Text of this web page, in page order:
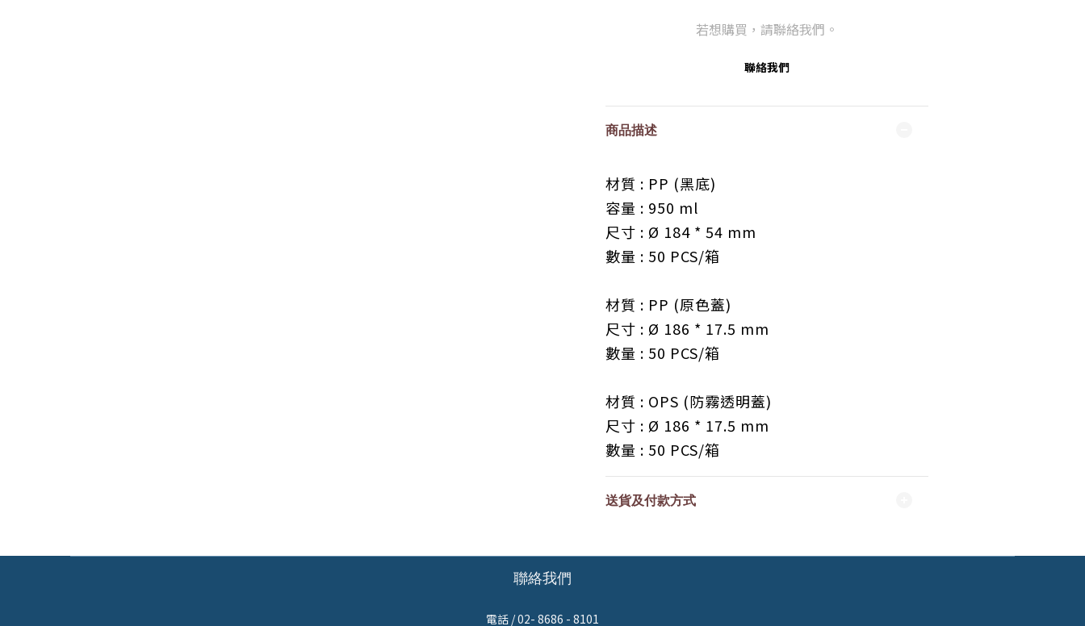
若想購買，請聯絡我們。
聯絡我們
商品描述
材質 : PP (黑底)
容量 : 950 ml
尺寸 : Ø 184* 54 mm
數量 : 50 PCS/箱
材質 : PP (原色蓋)
尺寸 : Ø 186 * 17.5 mm
數量 : 50 PCS/箱
材質 : OPS (防霧透明蓋)
尺寸 : Ø 186 * 17.5 mm
數量 : 50 PCS/箱
送貨及付款方式
聯絡我們
電話 / 02- 8686 - 8101